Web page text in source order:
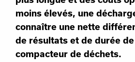
moins élevés, une
connaître une nette
de résultats et de durée
compacteur de déchets.